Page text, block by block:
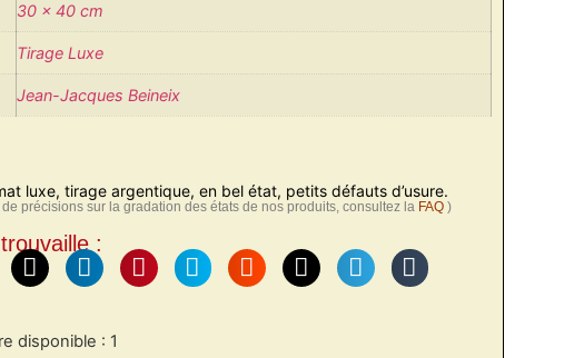
30 x 40 cm
Tirage Luxe
Jean-Jacques Beineix
luxe, tirage argentique, en bel état, petits défauts d’usure.
précisions sur la gradation des états de nos produits, consultez la FAQ )
:
disponible : 1